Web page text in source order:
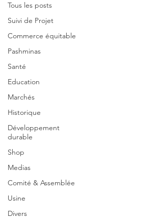
Tous les posts
Suivi de Projet
Commerce équitable
Pashminas
Santé
Education
Marchés
Historique
Développement
durable
Shop
Medias
Comité & Assemblée
Usine
Divers